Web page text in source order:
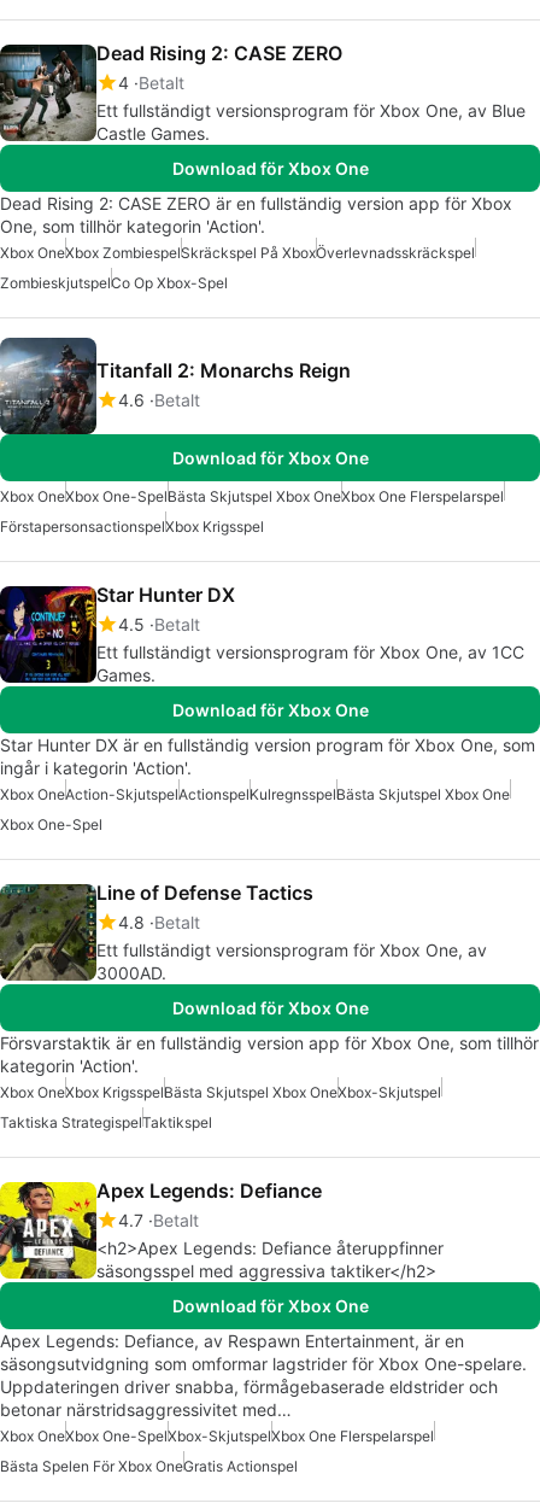
Dead Rising 2: CASE ZERO
4 Betalt
Ett fullständigt versionsprogram för Xbox One, av Blue
Castle Games.
Download för Xbox One
Dead Rising 2: CASE ZERO är en fullständig version app för Xbox
One, som tillhör kategorin 'Action'.
Xbox OneXbox ZombiespelSkräckspel På XboxÖverlevnadsskräckspel
ZombieskjutspelCo Op Xbox-Spel
Titanfall 2: Monarchs Reign
4.6 Betalt
Download för Xbox One
Xbox OneXbox One-SpelBästa Skjutspel Xbox OneXbox One Flerspelarspel
FörstapersonsactionspelXbox Krigsspel
Star Hunter DX
4.5 Betalt
Ett fullständigt versionsprogram för Xbox One, av 1CC
Games.
Download för Xbox One
Star Hunter DX är en fullständig version program för Xbox One, som
ingår i kategorin 'Action'.
Xbox OneAction-SkjutspelActionspelKulregnsspelBästa Skjutspel Xbox One
Xbox One-Spel
Line of Defense Tactics
4.8 Betalt
Ett fullständigt versionsprogram för Xbox One, av
3000AD.
Download för Xbox One
Försvarstaktik är en fullständig version app för Xbox One, som tillhör
kategorin 'Action'.
Xbox OneXbox KrigsspelBästa Skjutspel Xbox OneXbox-Skjutspel
Taktiska StrategispelTaktikspel
Apex Legends: Defiance
4.7 Betalt
<h2>Apex Legends: Defiance återuppfinner
säsongsspel med aggressiva taktiker</h2>
Download för Xbox One
Apex Legends: Defiance, av Respawn Entertainment, är en
säsongsutvidgning som omformar lagstrider för Xbox One-spelare.
Uppdateringen driver snabba, förmågebaserade eldstrider och
betonar närstridsaggressivitet med…
Xbox OneXbox One-SpelXbox-SkjutspelXbox One Flerspelarspel
Bästa Spelen För Xbox OneGratis Actionspel